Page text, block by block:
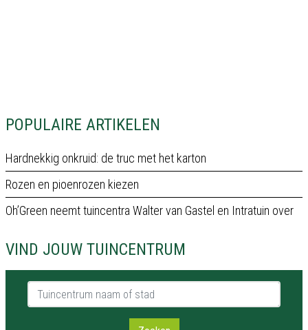
POPULAIRE ARTIKELEN
Hardnekkig onkruid: de truc met het karton
Rozen en pioenrozen kiezen
Oh’Green neemt tuincentra Walter van Gastel en Intratuin over
VIND JOUW TUINCENTRUM
Tuincentrum naam of stad